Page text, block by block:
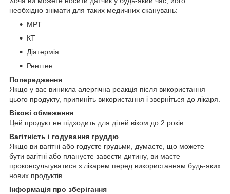
необхідно знімати для таких медичних сканувань:
МРТ
КТ
Діатермія
Рентген
Попередження
Якщо у вас виникла алергічна реакція після використання
цього продукту, припиніть використання і зверніться до лікаря.
Вікові обмеження
Цей продукт не підходить для дітей віком до 2 років.
Вагітність і годування груддю
Якщо ви вагітні або годуєте грудьми, думаєте, що можете
бути вагітні або плануєте завести дитину, ви маєте
проконсультуватися з лікарем перед використанням будь-яких
нових продуктів.
Інформація про зберігання